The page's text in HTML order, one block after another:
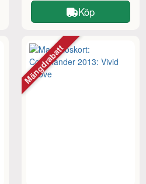
Köp
Mängdrabatt